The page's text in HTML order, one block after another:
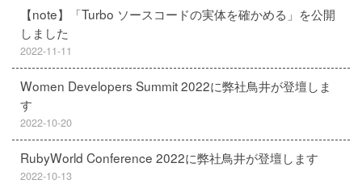
【note】「Turbo ソースコードの実体を確かめる」を公開
しました
2022-11-11
Women Developers Summit 2022に弊社鳥井が登壇しま
す
2022-10-20
RubyWorld Conference 2022に弊社鳥井が登壇します
2022-10-13